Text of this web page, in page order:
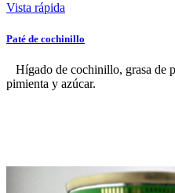
Vista rápida
Paté de cochinillo
Hígado de cochinillo, grasa de
pimienta y azúcar.